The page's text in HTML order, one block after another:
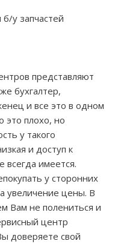
у запчастей
представляют
бухгалтер,
и все это в одном
это плохо, но
у такого
и доступ к
всегда имеется.
у сторонних
увеличение цены. В
Вам не полениться и
центр
доверяете свой